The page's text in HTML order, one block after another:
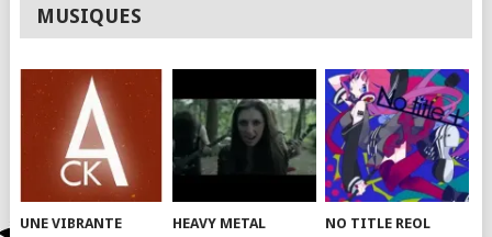
MUSIQUES
UNE VIBRANTE HEAVY METAL NO TITLE REOL